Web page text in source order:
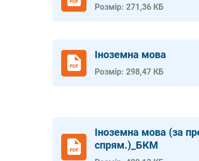
Розмір: 271,36 КБ
Іноземна мова
Розмір: 298,47 КБ
Іноземна мова (за
спрям.)_БКМ